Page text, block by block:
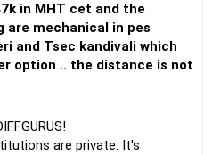
only by recent returns.
in MHT cet and the
mechanical in pes
and Tsec kandivali which
option .. the distance is not
are private. It's